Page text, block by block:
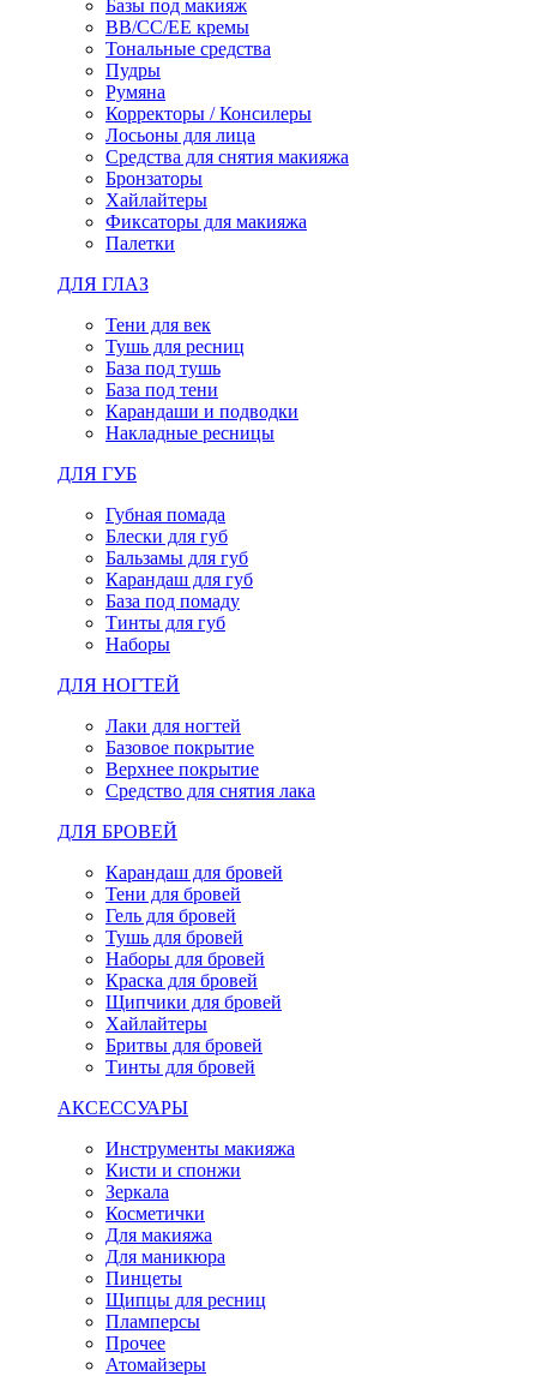
Базы под макияж
BB/CC/EE кремы
Тональные средства
Пудры
Румяна
Корректоры / Консилеры
Лосьоны для лица
Средства для снятия макияжа
Бронзаторы
Хайлайтеры
Фиксаторы для макияжа
Палетки
ДЛЯ ГЛАЗ
Тени для век
Тушь для ресниц
База под тушь
База под тени
Карандаши и подводки
Накладные ресницы
ДЛЯ ГУБ
Губная помада
Блески для губ
Бальзамы для губ
Карандаш для губ
База под помаду
Тинты для губ
Наборы
ДЛЯ НОГТЕЙ
Лаки для ногтей
Базовое покрытие
Верхнее покрытие
Средство для снятия лака
ДЛЯ БРОВЕЙ
Карандаш для бровей
Тени для бровей
Гель для бровей
Тушь для бровей
Наборы для бровей
Краска для бровей
Щипчики для бровей
Хайлайтеры
Бритвы для бровей
Тинты для бровей
АКСЕССУАРЫ
Инструменты макияжа
Кисти и спонжи
Зеркала
Косметички
Для макияжа
Для маникюра
Пинцеты
Щипцы для ресниц
Пламперсы
Прочее
Атомайзеры